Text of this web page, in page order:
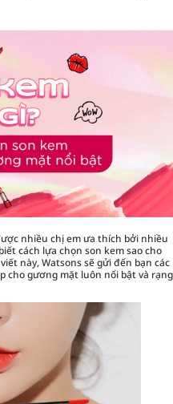
nhiều chị em ưa thích bởi nhiều
cách lựa chọn son kem sao cho
này, Watsons sẽ gửi đến bạn các
cho gương mặt luôn nổi bật và rạng